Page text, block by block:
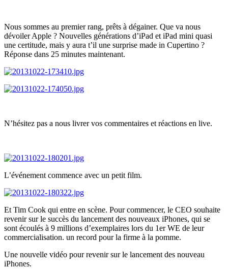
Nous sommes au premier rang, prêts à dégainer. Que va nous
dévoiler Apple ? Nouvelles générations d’iPad et iPad mini quasi
une certitude, mais y aura t’il une surprise made in Cupertino ?
Réponse dans 25 minutes maintenant.
N’hésitez pas a nous livrer vos commentaires et réactions en live.
L’événement commence avec un petit film.
Et Tim Cook qui entre en scène. Pour commencer, le CEO souhaite
revenir sur le succès du lancement des nouveaux iPhones, qui se
sont écoulés à 9 millions d’exemplaires lors du 1er WE de leur
commercialisation. un record pour la firme à la pomme.
Une nouvelle vidéo pour revenir sur le lancement des nouveau
iPhones.